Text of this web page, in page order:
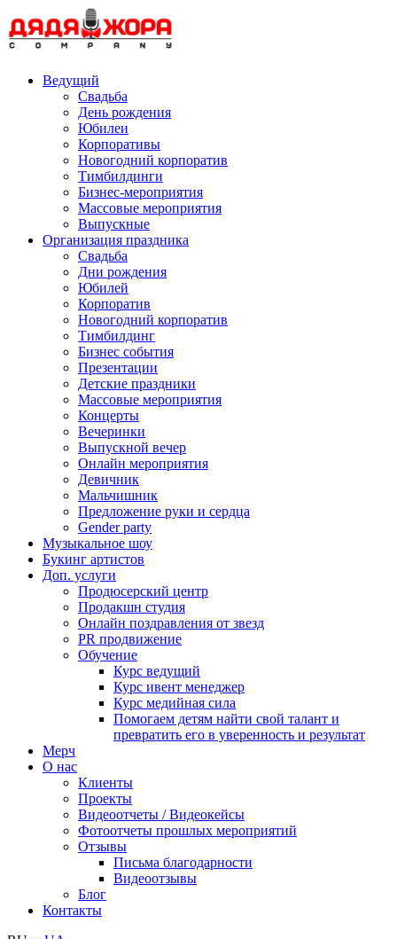
to
content
Ведущий
Свадьба
День рождения
Юбилеи
Корпоративы
Новогодний корпоратив
Тимбилдинги
Бизнес-мероприятия
Массовые мероприятия
Выпускные
Организация праздника
Свадьба
Дни рождения
Юбилей
Корпоратив
Новогодний корпоратив
Тимбилдинг
Бизнес события
Презентации
Детские праздники
Массовые мероприятия
Концерты
Вечеринки
Выпускной вечер
Онлайн мероприятия
Девичник
Мальчишник
Предложение руки и сердца
Gender party
Музыкальное шоу
Букинг артистов
Доп. услуги
Продюсерский центр
Продакшн студия
Онлайн поздравления от звезд
PR продвижение
Обучение
Курс ведущий
Курс ивент менеджер
Курс медийная сила
Помогаем детям найти свой талант и
превратить его в уверенность и результат
Мерч
О нас
Клиенты
Проекты
Видеоотчеты / Видеокейсы
Фотоотчеты прошлых мероприятий
Отзывы
Письма благодарности
Видеоотзывы
Блог
Контакты